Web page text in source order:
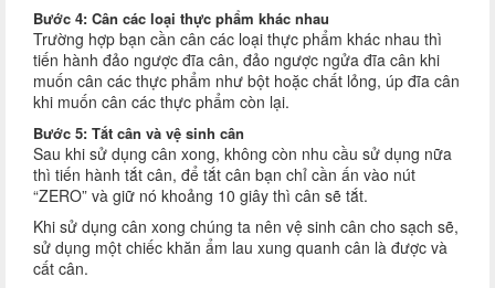
Bước 4: Cân các loại thực phẩm khác nhau
Trường hợp bạn cần cân các loại thực phẩm khác nhau thì
tiến hành đảo ngược đĩa cân, đảo ngược ngửa đĩa cân khi
muốn cân các thực phẩm như bột hoặc chất lỏng, úp đĩa cân
khi muốn cân các thực phẩm còn lại.
Bước 5: Tắt cân và vệ sinh cân
Sau khi sử dụng cân xong, không còn nhu cầu sử dụng nữa
thì tiến hành tắt cân, để tắt cân bạn chỉ cần ấn vào nút
“ZERO” và giữ nó khoảng 10 giây thì cân sẽ tắt.
Khi sử dụng cân xong chúng ta nên vệ sinh cân cho sạch sẽ,
sử dụng một chiếc khăn ẩm lau xung quanh cân là được và
cất cân.